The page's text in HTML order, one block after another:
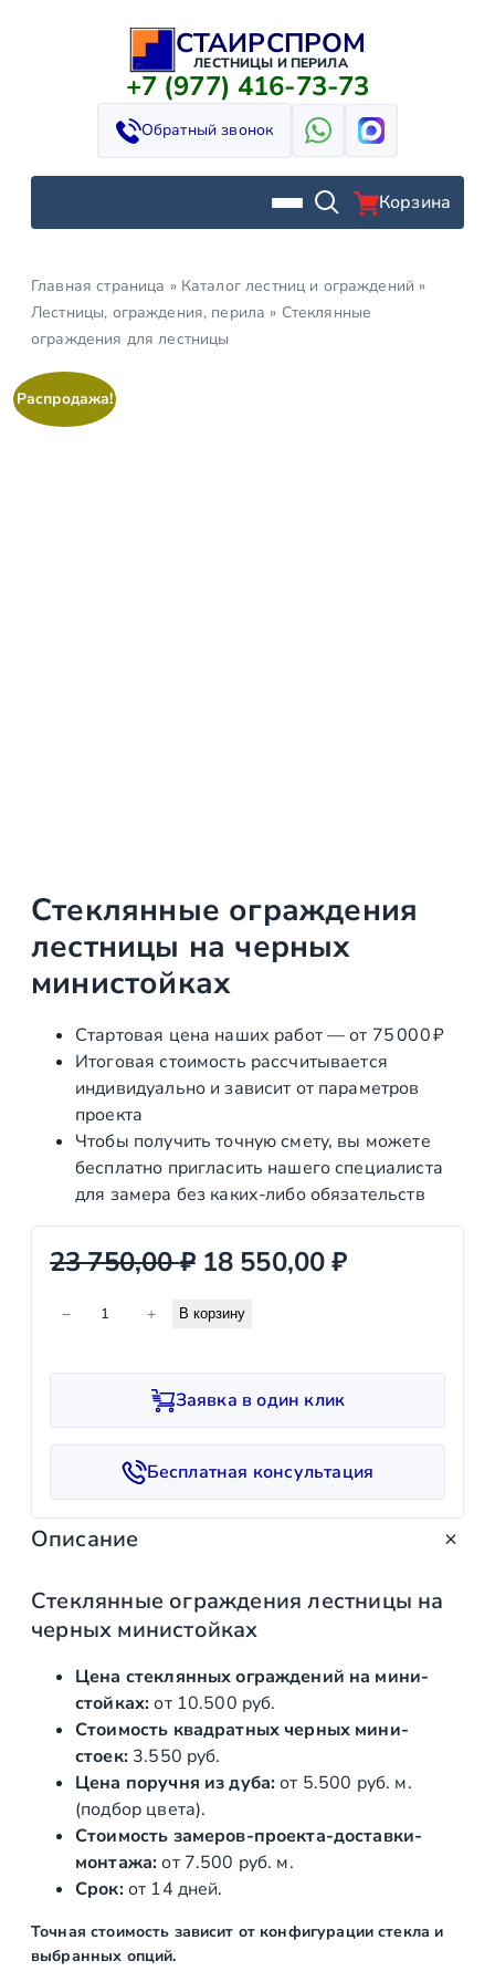
СТАИРСПРОМ
ЛЕСТНИЦЫ И ПЕРИЛА
+7 (977) 416-73-73
Обратный звонок
Корзина
Главная страница » Каталог лестниц и ограждений »
Лестницы, ограждения, перила » Стеклянные
ограждения для лестницы
Распродажа!
Стеклянные ограждения
лестницы на черных
министойках
Стартовая цена наших работ — от 75 000 ₽
Итоговая стоимость рассчитывается
индивидуально и зависит от параметров
проекта
Чтобы получить точную смету, вы можете
бесплатно пригласить нашего специалиста
для замера без каких‑либо обязательств
23 750,00₽ П
р
в
о
н
а
ч
ь
а
я
ц
е
н
а
с
о
18 550,00₽Т
у
а
я
ц
а
1
8
5
0
0
в
о
о
в
а
р
С
е
л
н
ы
е
− + В корзину
Заявка в один клик
Бесплатная консультация
Описание
Стеклянные ограждения лестницы на
черных министойках
Цена стеклянных ограждений на мини-
стойках:от 10.500 руб.
Стоимость квадратных черных мини-
стоек:3.550 руб.
Цена поручня из дуба:от 5.500 руб. м.
(подбор цвета).
Стоимость замеров-проекта-доставки-
монтажа:от 7.500 руб. м.
Срок:от 14 дней.
Точная стоимость зависит от конфигурации стекла и
выбранных опций.